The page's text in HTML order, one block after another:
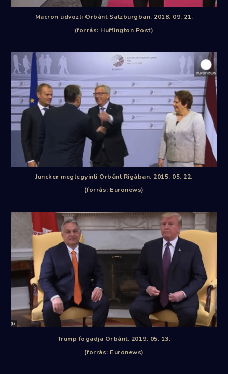
Macron üdvözli Orbánt Salzburgban. 2018. 09. 21.
(forrás: Huffington Post)
Juncker meglegyinti Orbánt Rigában. 2015. 05. 22.
(forrás: Euronews)
Trump fogadja Orbánt. 2019. 05. 13.
(forrás: Euronews)